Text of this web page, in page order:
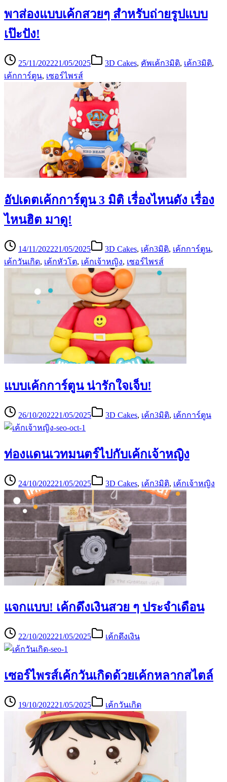
พาส่องแบบเค้กสวยๆ สำหรับถ่ายรูปแบบ
เป๊ะปัง!
25/11/202221/05/2025 3D Cakes, คัพเค้ก3มิติ, เค้ก3มิติ,
เค้กการ์ตูน, เซอร์ไพรส์
อัปเดตเค้กการ์ตูน 3 มิติ เรื่องไหนดัง เรื่อง
ไหนฮิต มาดู!
14/11/202221/05/2025 3D Cakes, เค้ก3มิติ, เค้กการ์ตูน,
เค้กวันเกิด, เค้กหัวโต, เค้กเจ้าหญิง, เซอร์ไพรส์
แบบเค้กการ์ตูน น่ารักใจเจ็บ!
26/10/202221/05/2025 3D Cakes, เค้ก3มิติ, เค้กการ์ตูน
ท่องแดนเวทมนตร์ไปกับเค้กเจ้าหญิง
24/10/202221/05/2025 3D Cakes, เค้ก3มิติ, เค้กเจ้าหญิง
แจกแบบ! เค้กดึงเงินสวย ๆ ประจำเดือน
22/10/202221/05/2025 เค้กดึงเงิน
เซอร์ไพรส์เค้กวันเกิดด้วยเค้กหลากสไตล์
19/10/202221/05/2025 เค้กวันเกิด